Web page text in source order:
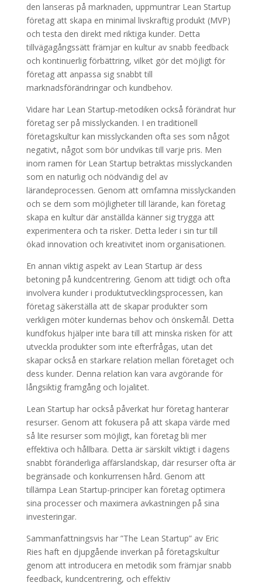
den lanseras på marknaden, uppmuntrar Lean Startup
företag att skapa en minimal livskraftig produkt (MVP)
och testa den direkt med riktiga kunder. Detta
tillvägagångssätt främjar en kultur av snabb feedback
och kontinuerlig förbättring, vilket gör det möjligt för
företag att anpassa sig snabbt till
marknadsförändringar och kundbehov.
Vidare har Lean Startup-metodiken också förändrat hur
företag ser på misslyckanden. I en traditionell
företagskultur kan misslyckanden ofta ses som något
negativt, något som bör undvikas till varje pris. Men
inom ramen för Lean Startup betraktas misslyckanden
som en naturlig och nödvändig del av
lärandeprocessen. Genom att omfamna misslyckanden
och se dem som möjligheter till lärande, kan företag
skapa en kultur där anställda känner sig trygga att
experimentera och ta risker. Detta leder i sin tur till
ökad innovation och kreativitet inom organisationen.
En annan viktig aspekt av Lean Startup är dess
betoning på kundcentrering. Genom att tidigt och ofta
involvera kunder i produktutvecklingsprocessen, kan
företag säkerställa att de skapar produkter som
verkligen möter kundernas behov och önskemål. Detta
kundfokus hjälper inte bara till att minska risken för att
utveckla produkter som inte efterfrågas, utan det
skapar också en starkare relation mellan företaget och
dess kunder. Denna relation kan vara avgörande för
långsiktig framgång och lojalitet.
Lean Startup har också påverkat hur företag hanterar
resurser. Genom att fokusera på att skapa värde med
så lite resurser som möjligt, kan företag bli mer
effektiva och hållbara. Detta är särskilt viktigt i dagens
snabbt föränderliga affärslandskap, där resurser ofta är
begränsade och konkurrensen hård. Genom att
tillämpa Lean Startup-principer kan företag optimera
sina processer och maximera avkastningen på sina
investeringar.
Sammanfattningsvis har ”The Lean Startup” av Eric
Ries haft en djupgående inverkan på företagskultur
genom att introducera en metodik som främjar snabb
feedback, kundcentrering, och effektiv